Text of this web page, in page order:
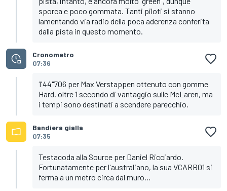
sporca e poco gommata. Tanti piloti si stanno
lamentando via radio della poca aderenza conferita
dalla pista in questo momento.
Cronometro
07:36
1'44"706 per Max Verstappen ottenuto con gomme
Hard. oltre 1 secondo di vantaggio sulle McLaren, ma
i tempi sono destinati a scendere parecchio.
Bandiera gialla
07:35
Testacoda alla Source per Daniel Ricciardo.
Fortunatamente per l'australiano, la sua VCARB01 si
ferma a un metro circa dal muro...